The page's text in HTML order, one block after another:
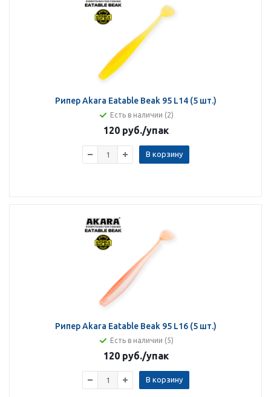
Рипер Akara Eatable Beak 95 L14 (5 шт.)
Есть в наличии (2)
120 руб./упак
В корзину
Рипер Akara Eatable Beak 95 L16 (5 шт.)
Есть в наличии (5)
120 руб./упак
В корзину